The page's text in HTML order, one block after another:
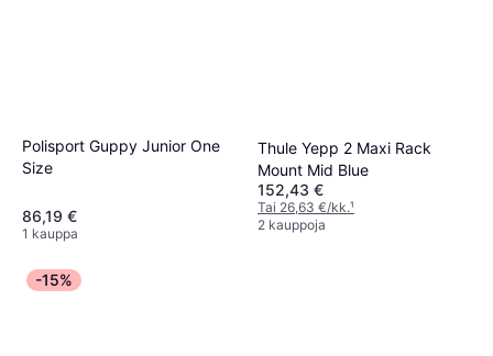
Polisport Guppy Junior One
Size
86,19 €
1 kauppa
Thule Yepp 2 Maxi Rack
Mount Mid Blue
152,43 €
Tai 26,63 €/kk.¹
2 kauppoja
-15%